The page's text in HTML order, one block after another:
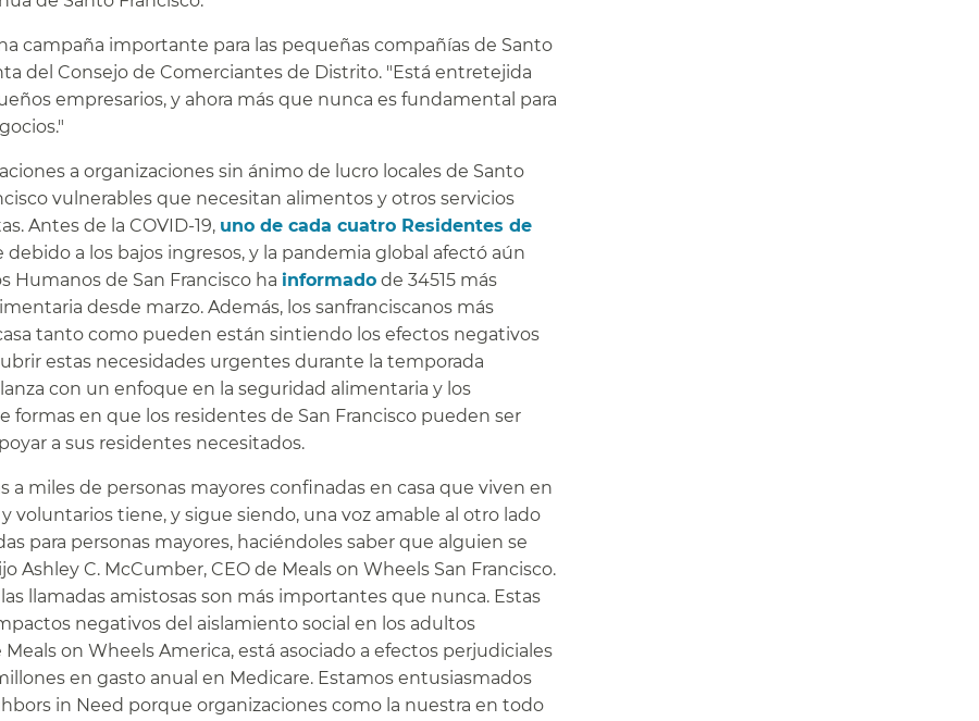
campaña importante para las pequeñas compañías de Santo
del Consejo de Comerciantes de Distrito. "Está entretejida
empresarios, y ahora más que nunca es fundamental para
a organizaciones sin ánimo de lucro locales de Santo
vulnerables que necesitan alimentos y otros servicios
Antes de la COVID-19, uno de cada cuatro Residentes de
a los bajos ingresos, y la pandemia global afectó aún
Humanos de San Francisco ha informado de 34515 más
desde marzo. Además, los sanfranciscanos más
tanto como pueden están sintiendo los efectos negativos
estas necesidades urgentes durante la temporada
con un enfoque en la seguridad alimentaria y los
formas en que los residentes de San Francisco pueden ser
a sus residentes necesitados.​​
a miles de personas mayores confinadas en casa que viven en
voluntarios tiene, y sigue siendo, una voz amable al otro lado
para personas mayores, haciéndoles saber que alguien se
Ashley C. McCumber, CEO de Meals on Wheels San Francisco.
llamadas amistosas son más importantes que nunca. Estas
negativos del aislamiento social en los adultos
on Wheels America, está asociado a efectos perjudiciales
en gasto anual en Medicare. Estamos entusiasmados
in Need porque organizaciones como la nuestra en todo